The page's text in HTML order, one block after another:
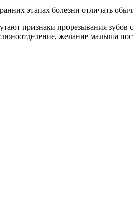
этапах болезни отличать
признаки прорезывания
желание малыша